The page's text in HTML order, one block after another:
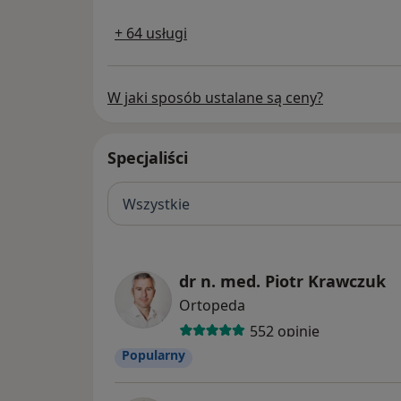
+ 64 usługi
W jaki sposób ustalane są ceny?
Specjaliści
Wszystkie
dr n. med. Piotr Krawczuk
Ortopeda
552 opinie
Popularny